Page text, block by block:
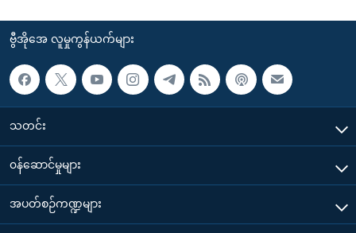
ဗွီအိုအေ လူမှုကွန်ယက်များ
သတင်း
၀န်ဆောင်မှုများ
အပတ်စဉ်ကဏ္ဍများ